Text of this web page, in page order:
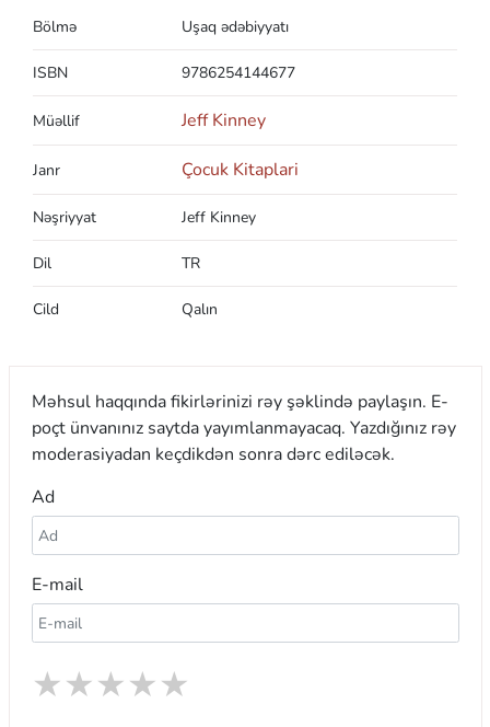
Bölmə Uşaq ədəbiyyatı
ISBN 9786254144677
Müəllif Jeff Kinney
Janr Çocuk Kitaplari
Nəşriyyat Jeff Kinney
Dil TR
Cild Qalın
Məhsul haqqında fikirlərinizi rəy şəklində paylaşın. E-
poçt ünvanınız saytda yayımlanmayacaq. Yazdığınız rəy
moderasiyadan keçdikdən sonra dərc ediləcək.
Ad
E-mail
★
★
★
★
★